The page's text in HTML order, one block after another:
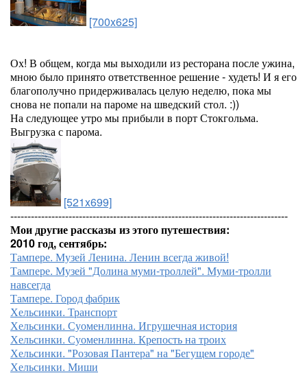
[700x625]
Ох! В общем, когда мы выходили из ресторана после ужина,
мною было принято ответственное решение - худеть! И я его
благополучно придерживалась целую неделю, пока мы
снова не попали на пароме на шведский стол. :))
На следующее утро мы прибыли в порт Стокгольма.
Выгрузка с парома.
[521x699]
---------------------------------------------------------------------------------
Мои другие рассказы из этого путешествия:
2010 год, сентябрь:
Тампере. Музей Ленина. Ленин всегда живой!
Тампере. Музей "Долина муми-троллей". Муми-тролли
навсегда
Тампере. Город фабрик
Хельсинки. Транспорт
Хельсинки. Суоменлинна. Игрушечная история
Хельсинки. Суоменлинна. Крепость на троих
Хельсинки. "Розовая Пантера" на "Бегущем городе"
Хельсинки. Миши